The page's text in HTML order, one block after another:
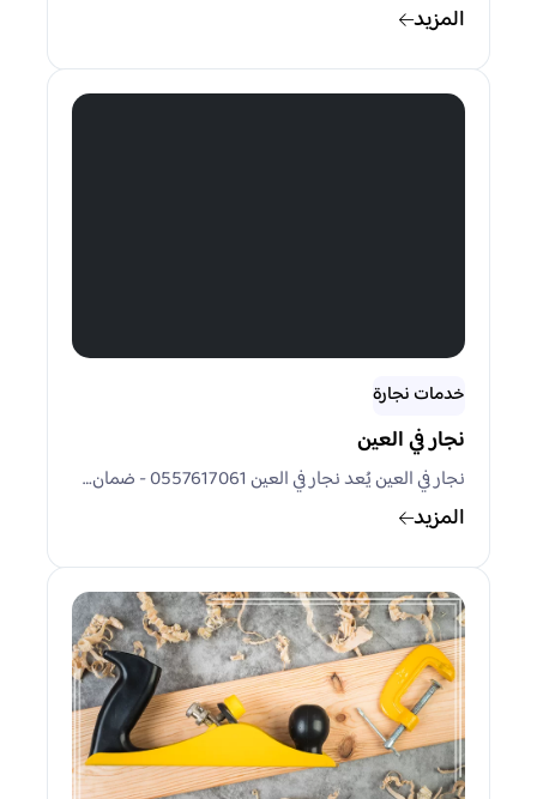
المزيد
خدمات نجارة
نجار في العين
نجار في العين يُعد نجار في العين 0557617061 - ضمان…
المزيد